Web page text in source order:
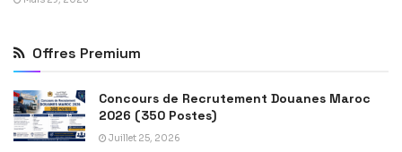
Offres Premium
Concours de Recrutement Douanes Maroc
2026 (350 Postes)
Juillet 25, 2026